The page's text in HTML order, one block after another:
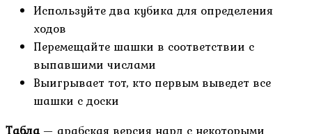
Используйте два кубика для определения
ходов
Перемещайте шашки в соответствии с
выпавшими числами
Выигрывает тот, кто первым выведет все
шашки с доски
Табла— арабская версия нард с некоторыми